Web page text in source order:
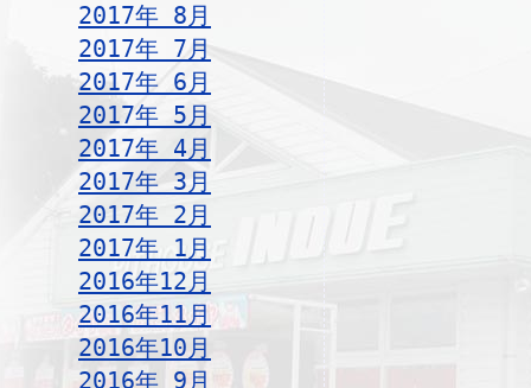
2017年 8月
2017年 7月
2017年 6月
2017年 5月
2017年 4月
2017年 3月
2017年 2月
2017年 1月
2016年12月
2016年11月
2016年10月
2016年 9月